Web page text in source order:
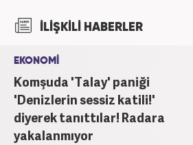
İLİŞKİLİ HABERLER
EKONOMİ
Komşuda 'Talay' paniği
'Denizlerin sessiz katili!'
diyerek tanıttılar! Radara
yakalanmıyor